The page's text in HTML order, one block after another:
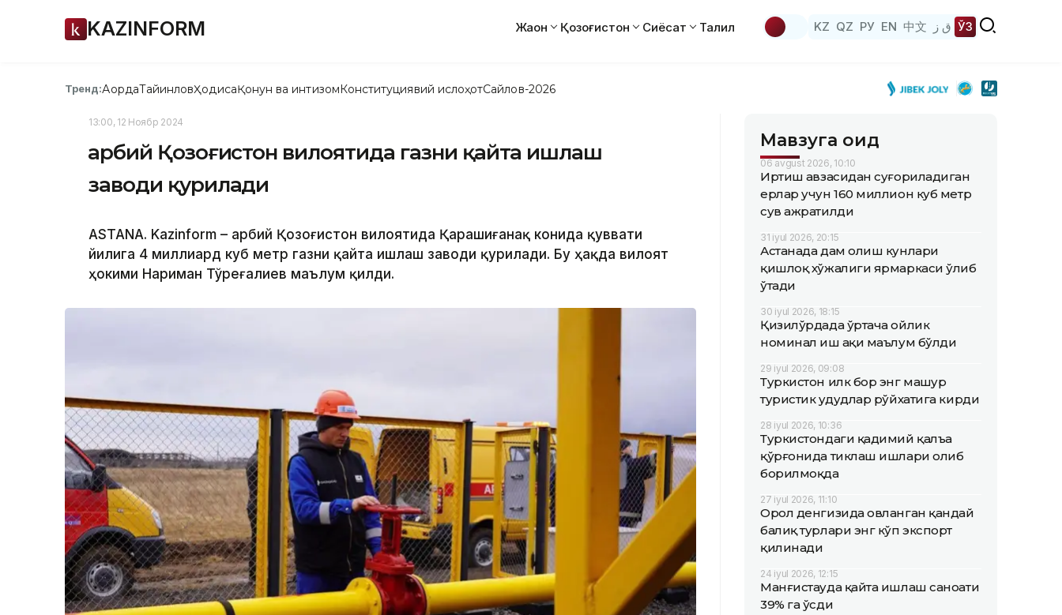
KAZINFORM Жаҳон Қозоғистон Сиёсат Таҳлил KZ QZ РУ EN 中文 ق ز ЎЗ
Тренд:АқордаТайинловҲодисаҚонун ва интизомКонституциявий ислоҳотСайлов-2026
13:00, 12 Ноябр 2024
Ғарбий Қозоғистон вилоятида газни қайта ишлаш
заводи қурилади
ASTANA. Kazinform – Ғарбий Қозоғистон вилоятида Қарашиғанақ конида қуввати
йилига 4 миллиард куб метр газни қайта ишлаш заводи қурилади. Бу ҳақда вилоят
ҳокими Нариман Тўреғалиев маълум қилди.
Мавзуга оид
06 avgust 2026, 10:10
Иртиш ҳавзасидан суғориладиган
ерлар учун 160 миллион куб метр
сув ажратилди
31 iyul 2026, 20:15
Астанада дам олиш кунлари
қишлоқ хўжалиги ярмаркаси ўлиб
ўтади
30 iyul 2026, 18:15
Қизилўрдада ўртача ойлик
номинал иш ҳақи маълум бўлди
29 iyul 2026, 09:08
Туркистон илк бор энг машҳур
туристик ҳудудлар рўйхатига кирди
28 iyul 2026, 10:36
Туркистондаги қадимий қалъа
қўрғонида тиклаш ишлари олиб
борилмоқда
27 iyul 2026, 11:10
Орол денгизида овланган қандай
балиқ турлари энг кўп экспорт
қилинади
24 iyul 2026, 12:15
Манғистауда қайта ишлаш саноати
39% га ўсди